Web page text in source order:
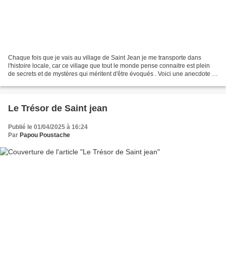
Chaque fois que je vais au village de Saint Jean je me transporte dans
l'histoire locale, car ce village que tout le monde pense connaitre est plein
de secrets et de mystères qui méritent d'être évoqués . Voici une anecdote .
Le Trésor de Saint jean
Publié le 01/04/2025 à 16:24
Par Papou Poustache